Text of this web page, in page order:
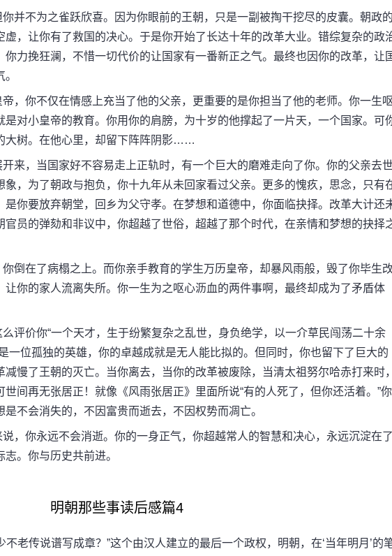
不为之雀跃欣喜。因为你眼前的王朝，只是一副被掏干挖尽的皮囊。朝政的
虚，让你有了救国的决心。于是你开始了长达十年的改革大业。错综复杂的政
力挽狂澜，不惜一切代价的让国家有一番新正之气。最终也因你的改革，让
你不仅在情感上充当了他的父亲，更重要的是你担当了他的老师。你一生呕
是对小皇帝的教育。你用你的肩膀，为十岁的他撑起了一片天，一个国家。可
大树。在他心里，却留下阵阵阴影……
，当国家好不容易走上正轨时，有一个巨大的磨难走向了你。你的父亲去
象，为了朝政与抱负，你十九年从未回家看过父亲。更多的愧疚，思念，只有
你要放弃朝堂，回乡为父守孝。在梦想和道德中，你面临抉择。改革大计还
员的弹劾和非议中，你超越了世俗，超越了那个时代，在亲情和梦想的抉择
在了病榻之上。而你亲手教育的学生万历皇帝，却暴风雨般，毁了你毕生
你的家人流离失所。你一生为之呕心沥血的两件事啊，最终却成为了矛盾体
价你“一个天才，生于纷繁复杂之乱世，身负绝学，以一介草民闯荡二十余
一位孤独的英雄，你的卓越成就是无人能比拟的。但同时，你也留下了巨大的
慢了王朝的灭亡。当你离去，当你的改革被废除，当清太祖努尔哈赤打来时，
间再无张居正！就像《风雨张居正》里面所说“有的人死了，但你还活着。”你
不会消失的，不因富贵而逝去，不因权势而凋亡。
你永远不会消逝。你的一身正气，你超越常人的智慧和决心，永远沉淀在了
。你与历史共前进。
明朝那些事读后感篇4
老传说谱写成章？”这个由汉人建立的最后一个政权，明朝，在‘当年明月’的